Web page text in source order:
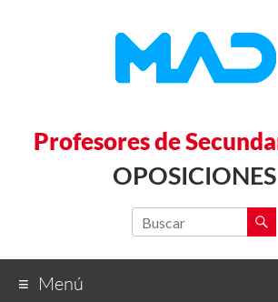
Profesores de
OPOSICIONES
Menú